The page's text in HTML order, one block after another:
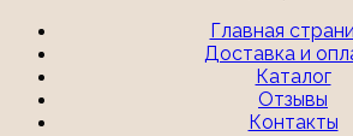
Главная
Доставка и
Каталог
Отзывы
Контакты